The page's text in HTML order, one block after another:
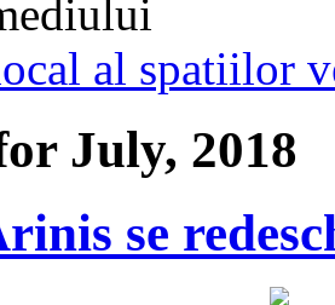
al spatiilor
July, 2018
se